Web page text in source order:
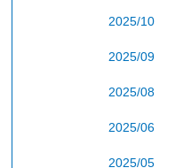
2025/10
2025/09
2025/08
2025/06
2025/05